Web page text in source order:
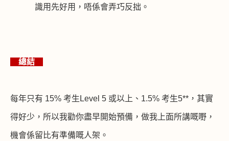
識用先好用，唔係會弄巧反拙。
總結
每年只有 15% 考生 Level 5 或以上、 1.5% 考生5** ，其實
得好少，所以我勸你盡早開始預備，做我上面所講嘅嘢，
機會係留比有準備嘅人架。